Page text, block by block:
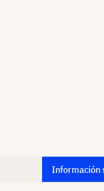
Información